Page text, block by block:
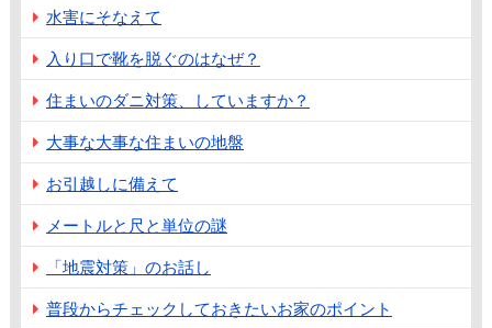
水害にそなえて
入り口で靴を脱ぐのはなぜ？
住まいのダニ対策、していますか？
大事な大事な住まいの地盤
お引越しに備えて
メートルと尺と単位の謎
「地震対策」のお話し
普段からチェックしておきたいお家のポイント